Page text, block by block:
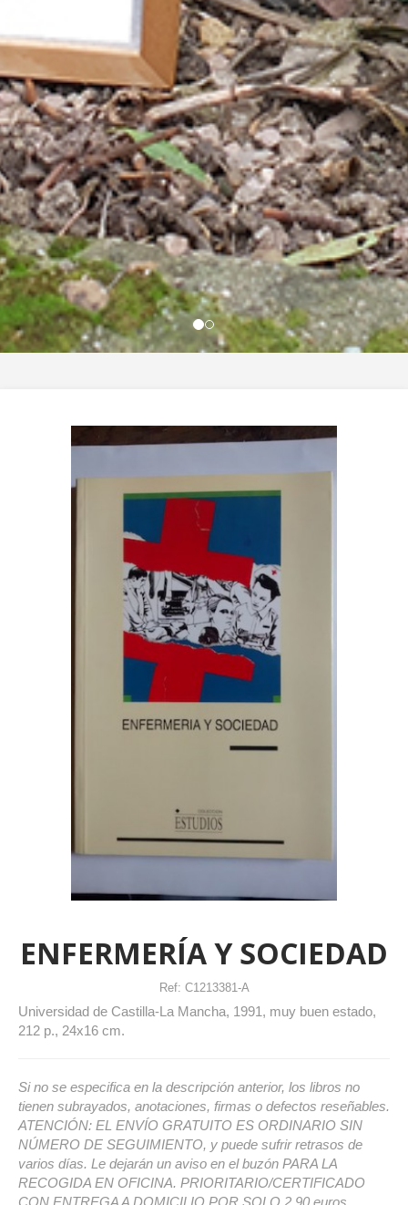
ENFERMERÍA Y SOCIEDAD
Ref: C1213381-A
Universidad de Castilla-La Mancha, 1991, muy buen estado,
212 p., 24x16 cm.
Si no se especifica en la descripción anterior, los libros no
tienen subrayados, anotaciones, firmas o defectos reseñables.
ATENCIÓN: EL ENVÍO GRATUITO ES ORDINARIO SIN
NÚMERO DE SEGUIMIENTO, y puede sufrir retrasos de
varios días. Le dejarán un aviso en el buzón PARA LA
RECOGIDA EN OFICINA. PRIORITARIO/CERTIFICADO
CON ENTREGA A DOMICILIO POR SOLO 2,90 euros.